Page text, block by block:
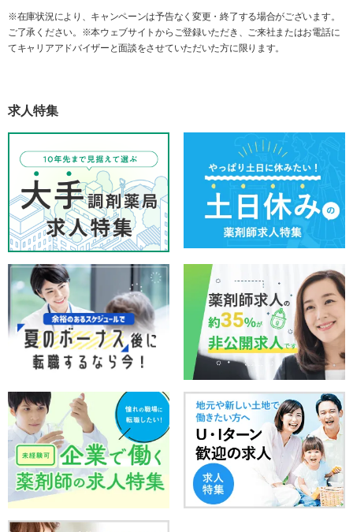
※在庫状況により、キャンペーンは予告なく変更・終了する場合がございます。
ご了承ください。※本ウェブサイトからご登録いただき、ご来社またはお電話に
てキャリアアドバイザーと面談をさせていただいた方に限ります。
求人特集